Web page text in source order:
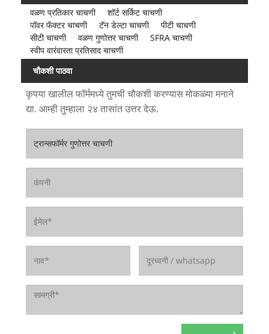
वळण प्रतिकार चाचणी
शॉर्ट सर्किट चाचणी
पॉवर फॅक्टर चाचणी
टॅन डेल्टा चाचणी
पीटी चाचणी
सीटी चाचणी
वळण गुणोत्तर चाचणी
SFRA चाचणी
स्वीप वारंवारता प्रतिसाद चाचणी
चौकशी पाठवा
कृपया खालील फॉर्ममध्ये तुमची चौकशी करण्यास मोकळ्या मनाने
द्या. आम्ही तुम्हाला २४ तासांत उत्तर देऊ.